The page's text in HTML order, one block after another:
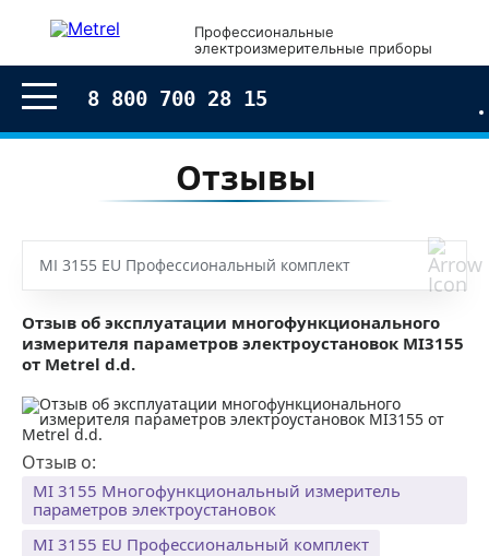
Профессиональные
электроизмерительные приборы
8 800 700 28 15
Отзывы
MI 3155 EU Профессиональный комплект
Отзыв об эксплуатации многофункционального
измерителя параметров электроустановок MI3155
от Metrel d.d.
Отзыв о:
MI 3155 Многофункциональный измеритель
параметров электроустановок
MI 3155 EU Профессиональный комплект